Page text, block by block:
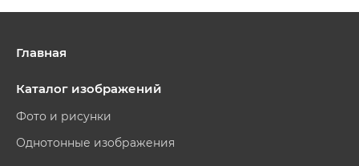
Главная
Каталог изображений
Фото и рисунки
Однотонные изображения